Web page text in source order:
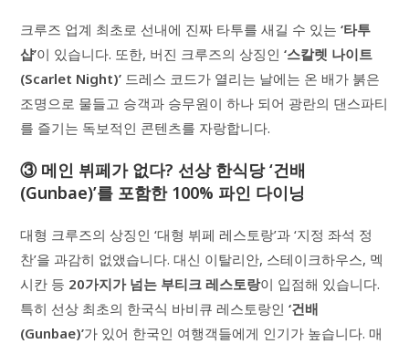
크루즈 업계 최초로 선내에 진짜 타투를 새길 수 있는‘타투
샵’이 있습니다. 또한, 버진 크루즈의 상징인‘스칼렛 나이트
(Scarlet Night)’ 드레스 코드가 열리는 날에는 온 배가 붉은
조명으로 물들고 승객과 승무원이 하나 되어 광란의 댄스파티
를 즐기는 독보적인 콘텐츠를 자랑합니다.
③ 메인 뷔페가 없다? 선상 한식당 ‘건배
(Gunbae)’를 포함한 100% 파인 다이닝
대형 크루즈의 상징인 ‘대형 뷔페 레스토랑’과 ‘지정 좌석 정
찬’을 과감히 없앴습니다. 대신 이탈리안, 스테이크하우스, 멕
시칸 등 20가지가 넘는 부티크 레스토랑이 입점해 있습니다.
특히 선상 최초의 한국식 바비큐 레스토랑인‘건배
(Gunbae)’가 있어 한국인 여행객들에게 인기가 높습니다. 매